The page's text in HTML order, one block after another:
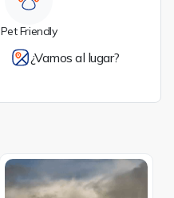
Pet Friendly
¿Vamos al lugar?